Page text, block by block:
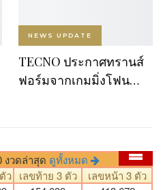
NEWS UPDATE
TECNO ประกาศทรานส์
ฟอร์มจากเกมมิ่งโฟน…